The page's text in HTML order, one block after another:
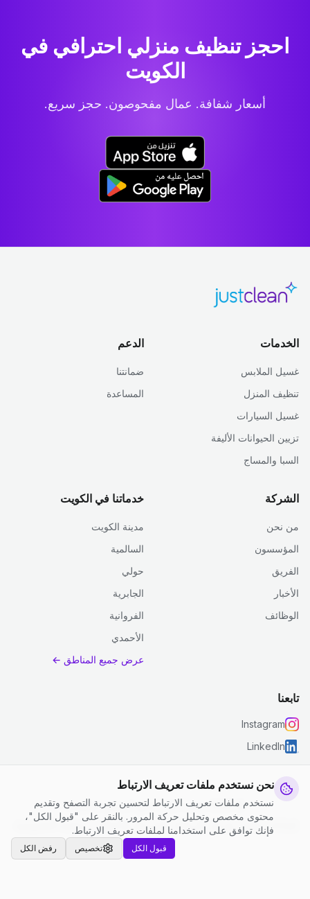
نحن نستخدم ملفات تعريف الارتباط
نستخدم ملفات تعريف الارتباط لتحسين تجربة التصفح وتقديم
محتوى مخصص وتحليل حركة المرور. بالنقر على "قبول الكل"،
فإنك توافق على استخدامنا لملفات تعريف الارتباط.
رفض الكل تخصيص قبول الكل
احجز تنظيف منزلي احترافي في
الكويت
أسعار شفافة. عمال مفحوصون. حجز سريع.
الخدمات
غسيل الملابس
تنظيف المنزل
غسيل السيارات
تزيين الحيوانات الأليفة
السبا والمساج
الدعم
ضمانتنا
المساعدة
الشركة
من نحن
المؤسسون
الفريق
الأخبار
الوظائف
خدماتنا في الكويت
مدينة الكويت
السالمية
حولي
الجابرية
الفروانية
الأحمدي
عرض جميع المناطق ←
تابعنا
Instagram
LinkedIn
© 2026 جست كلين. جميع الحقوق محفوظة.
سياسة الخصوصية
الشروط والأحكام | إعدادات ملفات تعريف الارتباط